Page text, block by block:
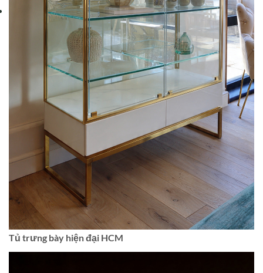
Tủ trưng bày hiện đại HCM